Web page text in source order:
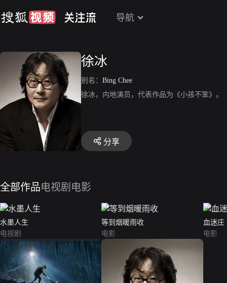
导航
徐冰
别名： Bing Chee
徐冰，内地演员，代表作品为《小孩不笨》。
分享
全部作品电视剧 电影
水墨人生
电视剧
等到烟暖雨收
电影
血迷庄
电影